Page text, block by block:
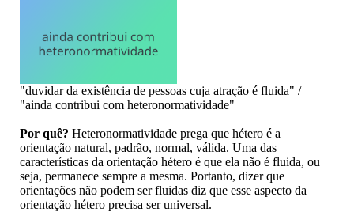
"duvidar da existência de pessoas cuja atração é fluida" /
"ainda contribui com heteronormatividade"
Por quê? Heteronormatividade prega que hétero é a
orientação natural, padrão, normal, válida. Uma das
características da orientação hétero é que ela não é fluida, ou
seja, permanece sempre a mesma. Portanto, dizer que
orientações não podem ser fluidas diz que esse aspecto da
orientação hétero precisa ser universal.